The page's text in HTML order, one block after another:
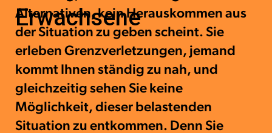
Erwachsene
Alternativen, kein Herauskommen aus
der Situation zu geben scheint. Sie
erleben Grenzverletzungen, jemand
kommt Ihnen ständig zu nah, und
gleichzeitig sehen Sie keine
Möglichkeit, dieser belastenden
Situation zu entkommen. Denn Sie